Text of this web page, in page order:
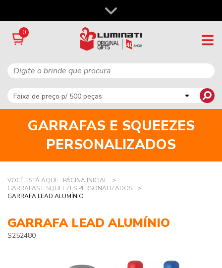
0
GARRAFAS E SQUEEZES
PERSONALIZADOS
VOCÊ ESTÁ AQUI:
PÁGINA INICIAL
GARRAFAS E SQUEEZES PERSONALIZADOS
GARRAFA LEAD ALUMÍNIO
GARRAFA LEAD ALUMÍNIO
S252480